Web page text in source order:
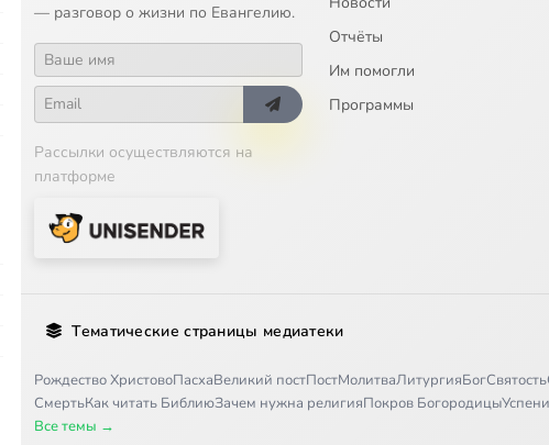
— разговор о жизни по Евангелию.
Рассылки осуществляются на
платформе
Отчёты
Им помогли
Программы
Тематические страницы медиатеки
Рождество ХристовоПасхаВеликий постПостМолитваЛитургияБогСвятость
СмертьКак читать БиблиюЗачем нужна религияПокров Богородицы
Все темы →